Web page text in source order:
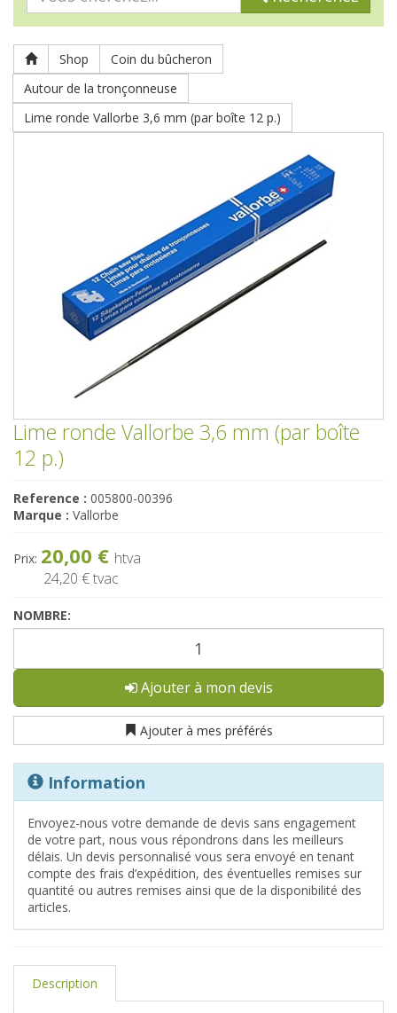
Shop
Coin du bûcheron
Autour de la tronçonneuse
Lime ronde Vallorbe 3,6 mm (par boîte 12 p.)
Lime ronde Vallorbe 3,6 mm (par boîte
12 p.)
Reference : 005800-00396
Marque : Vallorbe
Prix: 20,00 € htva
24,20 €tvac
NOMBRE:
Ajouter à mon devis
Ajouter à mes préférés
Information
Envoyez-nous votre demande de devis sans engagement
de votre part, nous vous répondrons dans les meilleurs
délais. Un devis personnalisé vous sera envoyé en tenant
compte des frais d’expédition, des éventuelles remises sur
quantité ou autres remises ainsi que de la disponibilité des
articles.
Description